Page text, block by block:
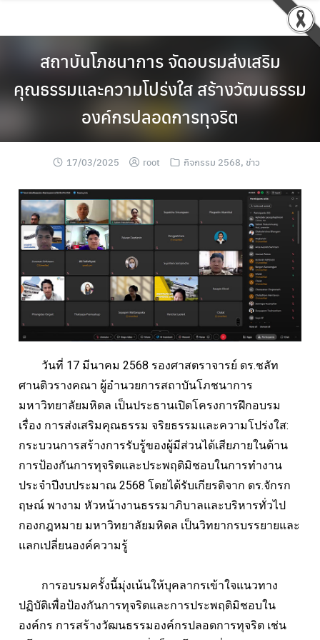
สถาบันโภชนาการ จัดอบรมส่งเสริม
คุณธรรมและความโปร่งใส สร้างวัฒนธรรม
องค์กรปลอดการทุจริต
17/03/2025 root กิจกรรม 2568, ข่าว
วันที่ 17 มีนาคม 2568 รองศาสตราจารย์ ดร.ชลัท
ศานติวรางคณา ผู้อำนวยการสถาบันโภชนาการ
มหาวิทยาลัยมหิดล เป็นประธานเปิดโครงการฝึกอบรม
เรื่อง การส่งเสริมคุณธรรม จริยธรรมและความโปร่งใส:
กระบวนการสร้างการรับรู้ของผู้มีส่วนได้เสียภายในด้าน
การป้องกันการทุจริตและประพฤติมิชอบในการทำงาน
ประจำปีงบประมาณ 2568 โดยได้รับเกียรติจาก ดร.จักรก
ฤษณ์ พางาม หัวหน้างานธรรมาภิบาลและบริหารทั่วไป
กองกฎหมาย มหาวิทยาลัยมหิดล เป็นวิทยากรบรรยายและ
แลกเปลี่ยนองค์ความรู้
การอบรมครั้งนี้มุ่งเน้นให้บุคลากรเข้าใจแนวทาง
ปฏิบัติเพื่อป้องกันการทุจริตและการประพฤติมิชอบใน
องค์กร การสร้างวัฒนธรรมองค์กรปลอดการทุจริต เช่น